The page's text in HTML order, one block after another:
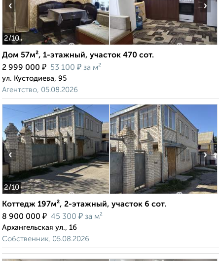
2/10
‹ ›
Дом 57м², 1-этажный, участок 470 сот.
2 999 000 ₽ 53 100 ₽ за м²
ул. Кустодиева, 95
Агентство, 05.08.2026
2/10
‹ ›
Коттедж 197м², 2-этажный, участок 6 сот.
8 900 000 ₽ 45 300 ₽ за м²
Архангельская ул., 16
Собственник, 05.08.2026